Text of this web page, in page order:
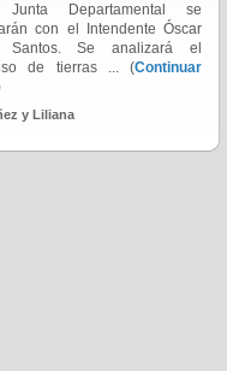
Departamental se
con el Intendente Óscar
Se analizará el
de tierras ... (Continuar
y Liliana